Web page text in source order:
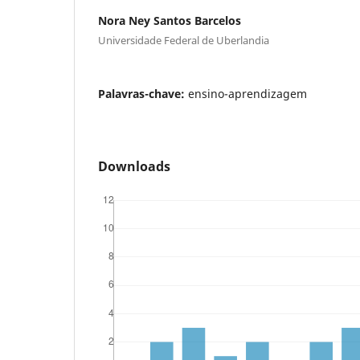
Nora Ney Santos Barcelos
Universidade Federal de Uberlandia
Palavras-chave: ensino-aprendizagem
Downloads